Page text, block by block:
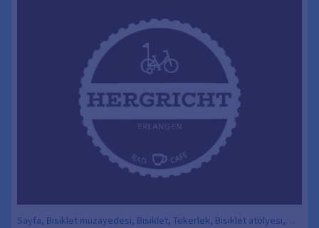
Sayfa, Bisiklet müzayedesi, Bisiklet, Tekerlek, Bisiklet atölyesi,